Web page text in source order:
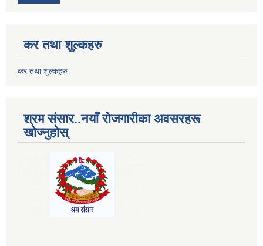
कर तथा शुल्कहरु
कर तथा शुल्कहरु
श्रम संसार..नयाँ रोजगारीका अवसरहरू
खोज्नुहोस्